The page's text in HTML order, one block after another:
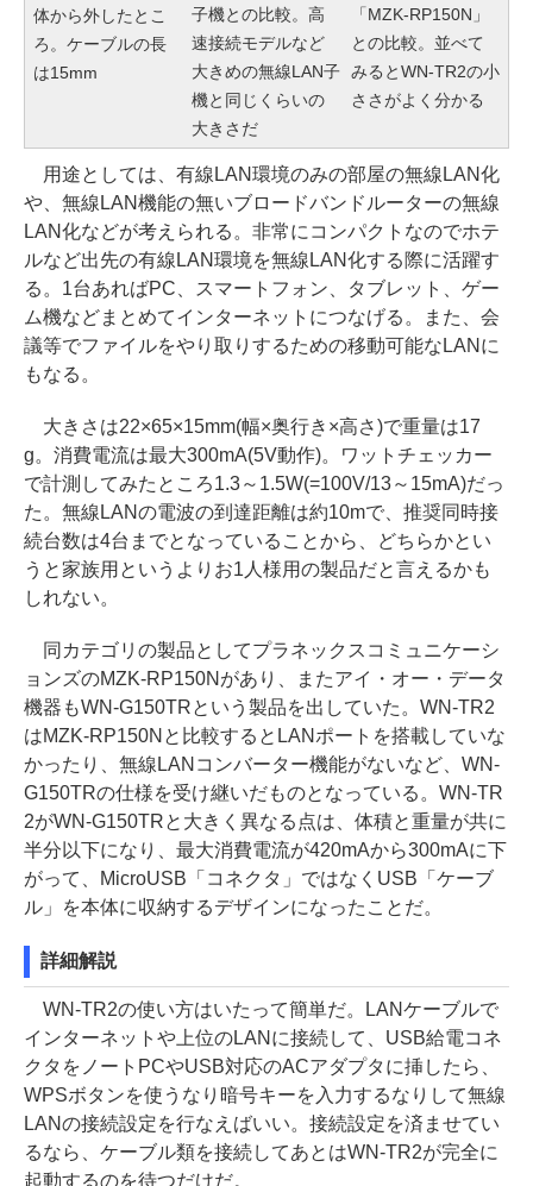
体から外したとこ
ろ。ケーブルの長
は15mm
子機との比較。高
速接続モデルなど
大きめの無線LAN子
機と同じくらいの
大きさだ
「MZK-RP150N」
との比較。並べて
みるとWN-TR2の小
ささがよく分かる
用途としては、有線LAN環境のみの部屋の無線LAN化
や、無線LAN機能の無いブロードバンドルーターの無線
LAN化などが考えられる。非常にコンパクトなのでホテ
ルなど出先の有線LAN環境を無線LAN化する際に活躍す
る。1台あればPC、スマートフォン、タブレット、ゲー
ム機などまとめてインターネットにつなげる。また、会
議等でファイルをやり取りするための移動可能なLANに
もなる。
大きさは22×65×15mm(幅×奥行き×高さ)で重量は17
g。消費電流は最大300mA(5V動作)。ワットチェッカー
で計測してみたところ1.3～1.5W(=100V/13～15mA)だっ
た。無線LANの電波の到達距離は約10mで、推奨同時接
続台数は4台までとなっていることから、どちらかとい
うと家族用というよりお1人様用の製品だと言えるかも
しれない。
同カテゴリの製品としてプラネックスコミュニケーシ
ョンズのMZK-RP150Nがあり、またアイ・オー・データ
機器もWN-G150TRという製品を出していた。WN-TR2
はMZK-RP150Nと比較するとLANポートを搭載していな
かったり、無線LANコンバーター機能がないなど、WN-
G150TRの仕様を受け継いだものとなっている。WN-TR
2がWN-G150TRと大きく異なる点は、体積と重量が共に
半分以下になり、最大消費電流が420mAから300mAに下
がって、MicroUSB「コネクタ」ではなくUSB「ケーブ
ル」を本体に収納するデザインになったことだ。
詳細解説
WN-TR2の使い方はいたって簡単だ。LANケーブルで
インターネットや上位のLANに接続して、USB給電コネ
クタをノートPCやUSB対応のACアダプタに挿したら、
WPSボタンを使うなり暗号キーを入力するなりして無線
LANの接続設定を行なえばいい。接続設定を済ませてい
るなら、ケーブル類を接続してあとはWN-TR2が完全に
起動するのを待つだけだ。